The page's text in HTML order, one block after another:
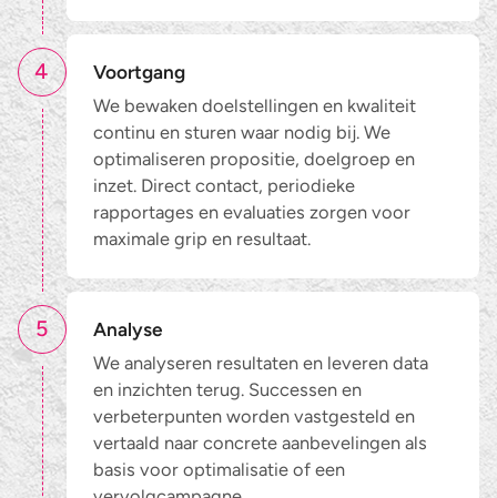
4
Voortgang
We bewaken doelstellingen en kwaliteit
continu en sturen waar nodig bij. We
optimaliseren propositie, doelgroep en
inzet. Direct contact, periodieke
rapportages en evaluaties zorgen voor
maximale grip en resultaat.
5
Analyse
We analyseren resultaten en leveren data
en inzichten terug. Successen en
verbeterpunten worden vastgesteld en
vertaald naar concrete aanbevelingen als
basis voor optimalisatie of een